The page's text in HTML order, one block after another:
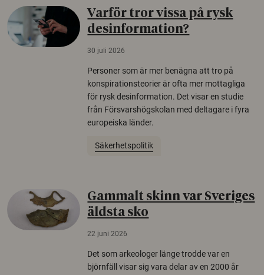
Varför tror vissa på rysk
desinformation?
30 juli 2026
Personer som är mer benägna att tro på
konspirationsteorier är ofta mer mottagliga
för rysk desinformation. Det visar en studie
från Försvarshögskolan med deltagare i fyra
europeiska länder.
Säkerhetspolitik
Gammalt skinn var Sveriges
äldsta sko
22 juni 2026
Det som arkeologer länge trodde var en
björnfäll visar sig vara delar av en 2000 år